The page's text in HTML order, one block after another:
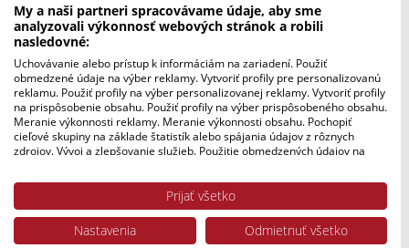
My a naši partneri spracovávame údaje, aby sme
analyzovali výkonnosť webových stránok a robili
nasledovné:
Uchovávanie alebo prístup k informáciám na zariadení. Použiť
obmedzené údaje na výber reklamy. Vytvoriť profily pre personalizovanú
reklamu. Použiť profily na výber personalizovanej reklamy. Vytvoriť profily
na prispôsobenie obsahu. Použiť profily na výber prispôsobeného obsahu.
Meranie výkonnosti reklamy. Meranie výkonnosti obsahu. Pochopiť
cieľové skupiny na základe štatistík alebo spájania údajov z rôznych
zdrojov. Vývoj a zlepšovanie služieb. Použitie obmedzených údajov na
Údaje môžu byť zdieľané mimo Európskej únie a odosielané do USA.
Váš súhlas a zásady používania cookie sa vzťahujú výlučne na túto
webovú stránku/aplikáciu.
Zobraziť zoznam partnerov (1 predajcovia IAB)
Prijať všetko
Nastavenia
Odmietnuť všetko